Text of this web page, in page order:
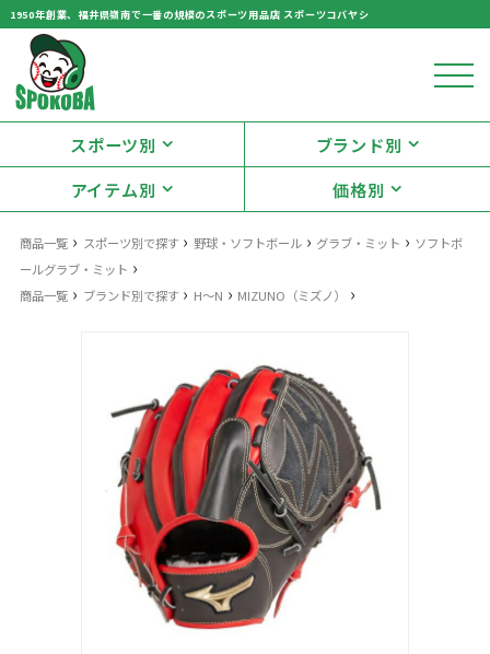
1950年創業、福井県嶺南で一番の規模のスポーツ用品店 スポーツコバヤシ
スポーツ別
ブランド別
アイテム別
価格別
商品一覧 › スポーツ別で探す› 野球・ソフトボール› グラブ・ミット › ソフトボ
ールグラブ・ミット ›
商品一覧 › ブランド別で探す› H～N › MIZUNO（ミズノ） ›